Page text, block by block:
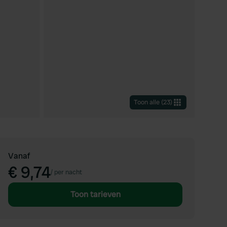
Toon alle (23)
Vanaf
€ 9,74/ per nacht
Toon tarieven